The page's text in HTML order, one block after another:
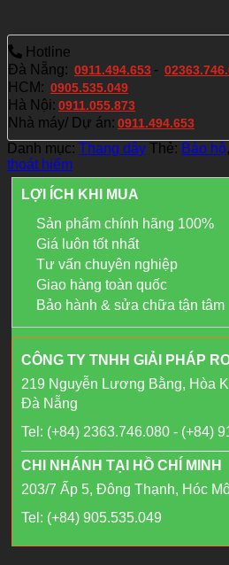
Hotline
Đà Nẵng: 0911.494.653 -
HCM: 0905.535.049
Hà Nội: 0911.055.873
Nhà máy/ Dự án: 0911.494.653
Danh mục: Thang dây Thẻ: Bảo hộ,
thoát hiểm
LỢI ÍCH KHI MUA
Sản phẩm chính hãng 100%
Giá luôn tốt nhất
Tư vấn chuyên nghiệp
Giao hàng toàn quốc
Bảo hành & sửa chữa tận tâm
CÔNG TY TNHH GIẢI PHÁP
219 Nguyễn Lương Bằng, Hòa
Đà Nẵng
Tel: (+84) 2363.746.080 - (+84)
CHI NHÁNH TẠI HỒ CHÍ MINH
203/7 Ấp 5, Đông Thạnh, Hóc
Tel: (+84) 905.535.049